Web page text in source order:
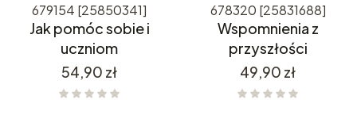
679154 [25850341]
Jak pomóc sobie i
uczniom
Cena
54,90 zł
678320 [25831688]
Wspomnienia z
przyszłości
Cena
49,90 zł